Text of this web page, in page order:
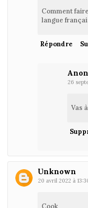
Comment
langue
Répondre
26
Vas
Unknown
20 avril 2022 à
Cook